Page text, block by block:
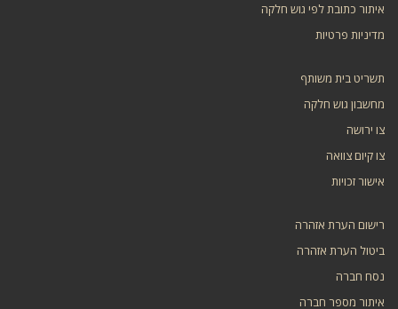
איתור כתובת לפי גוש חלקה
מדיניות פרטיות
תשריט בית משותף
מחשבון גוש חלקה
צו ירושה
צו קיום צוואה
אישור זכויות
רישום הערת אזהרה
ביטול הערת אזהרה
נסח חברה
איתור מספר חברה